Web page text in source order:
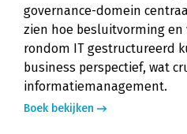
governance-domein
zien hoe besluitvorming
rondom IT gestructureerd
business perspectief, wat
informatiemanagement.
Boek bekijken